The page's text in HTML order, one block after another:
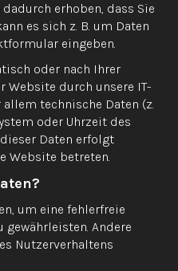
erhoben, dass Sie
es sich z. B. um Daten
eingeben.
oder nach Ihrer
Website durch unsere IT-
technische Daten (z.
oder Uhrzeit des
Daten erfolgt
Website betreten.
um eine fehlerfreie
Andere
Nutzerverhaltens